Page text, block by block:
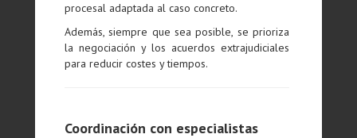
procesal adaptada al caso concreto.
Además, siempre que sea posible, se prioriza
la negociación y los acuerdos extrajudiciales
para reducir costes y tiempos.
Coordinación con especialistas